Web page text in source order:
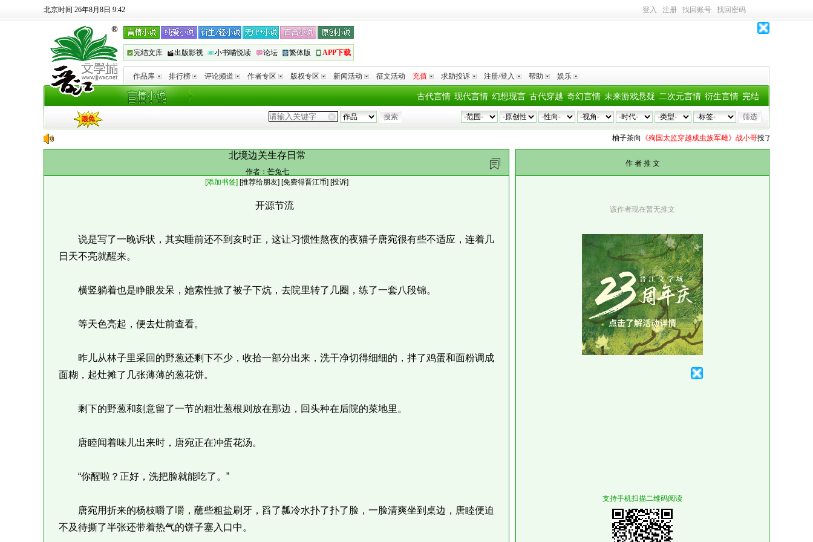
北京时间 26年8月8日 9:42 登入 注册 找回账号 找回密码
完结文库 出版影视 小书喵悦读 论坛 繁体版 APP下载
作品库 排行榜 评论频道 作者专区 版权专区 新闻活动 征文活动 充值 求助投诉 注册/登入 帮助 娱乐
完结
衍生言情
二次元言情
未来游戏悬疑
奇幻言情
古代穿越
幻想现言
现代言情
古代言情
柚子茶向《殉国太监穿越成虫族军雌》战小哥投了7个深水鱼雷
北境边关生存日常
作者： 芒兔七
[添加书签] [推荐给朋友] [免费得晋江币] [投诉]
开源节流
说是写了一晚诉状，其实睡前还不到亥时正，这让习惯性熬夜的夜猫子唐宛很有些不适应，连着几
日天不亮就醒来。
横竖躺着也是睁眼发呆，她索性掀了被子下炕，去院里转了几圈，练了一套八段锦。
等天色亮起，便去灶前查看。
昨儿从林子里采回的野葱还剩下不少，收拾一部分出来，洗干净切得细细的，拌了鸡蛋和面粉调成
面糊，起灶摊了几张薄薄的葱花饼。
剩下的野葱和刻意留了一节的粗壮葱根则放在那边，回头种在后院的菜地里。
唐睦闻着味儿出来时，唐宛正在冲蛋花汤。
“你醒啦？正好，洗把脸就能吃了。”
唐宛用折来的杨枝嚼了嚼，蘸些粗盐刷牙，舀了瓢冷水扑了扑了脸，一脸清爽坐到桌边，唐睦便迫
不及待撕了半张还带着热气的饼子塞入口中。
作 者 推 文
该作者现在暂无推文
支持手机扫描二维码阅读